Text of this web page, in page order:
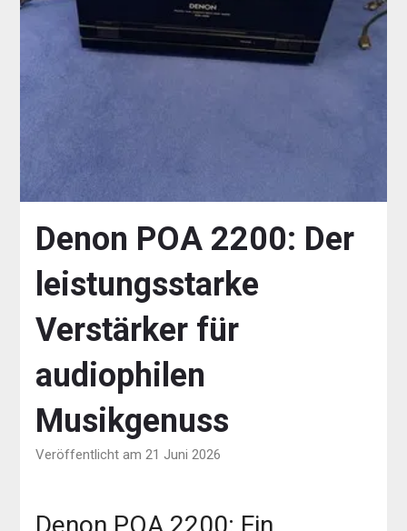
Denon POA 2200: Der
leistungsstarke
Verstärker für
audiophilen
Musikgenuss
Veröffentlicht am 21 Juni 2026
Denon POA 2200: Ein